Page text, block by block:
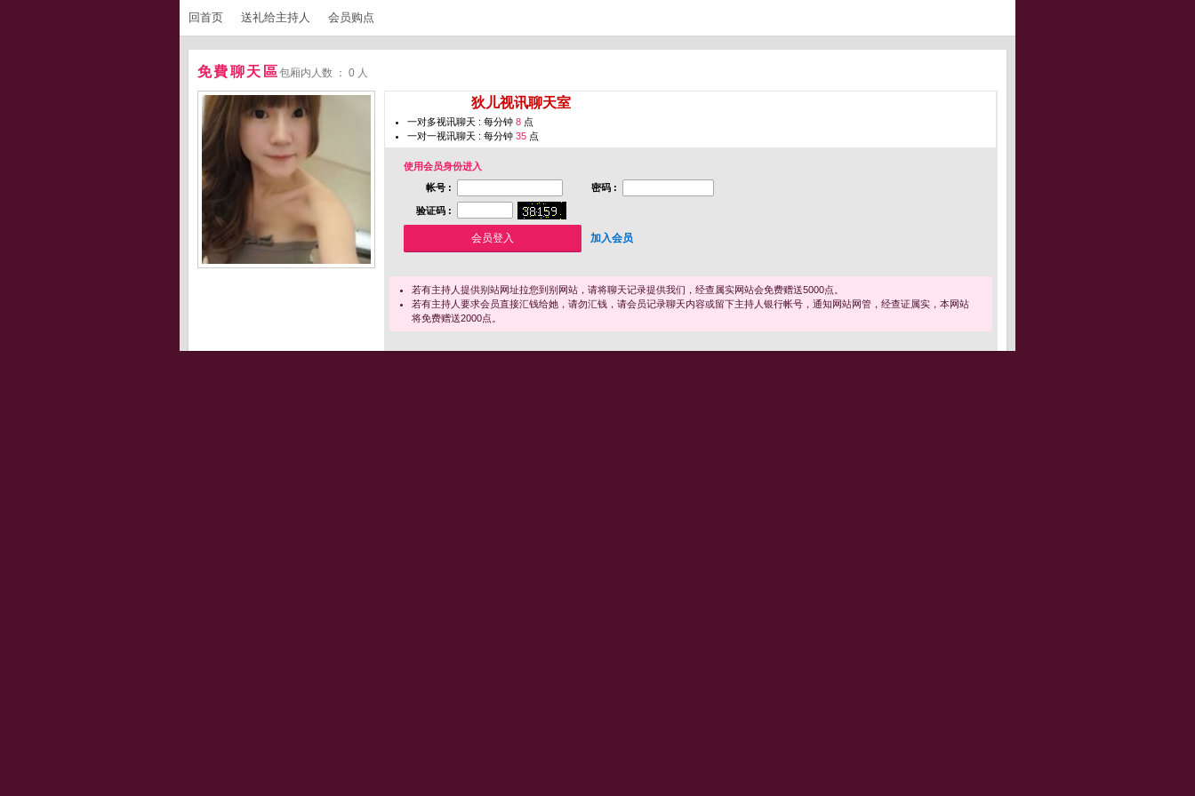
回首页 送礼给主持人 会员购点
免費聊天區包厢内人数 ： 0 人
狄儿视讯聊天室
一对多视讯聊天 : 每分钟 8 点
一对一视讯聊天 : 每分钟 35 点
使用会员身份进入
帐号 :
密码 :
验证码 :
加入会员
若有主持人提供别站网址拉您到别网站，请将聊天记录提供我们，经查属实网站会免费赠送5000点。
若有主持人要求会员直接汇钱给她，请勿汇钱，请会员记录聊天内容或留下主持人银行帐号，通知网站网管，经查证属实，本网站
将免费赠送2000点。